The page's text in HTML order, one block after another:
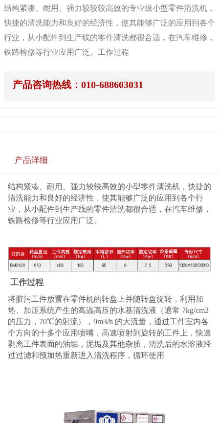
结构紧凑、耐用、强力较较较高效的专业级小型零件清洗机，
快捷的清洗能力和良好的经济性，使其能够广泛的应用到各个
行业，从小配件到生产线的零件清洗都很合适，在汽车维修，
铁路检修等行业应用广泛。工作过程
产品咨询热线：010-688603031
产品详细
结构紧凑、耐用、强力较较高效的小型零件清洗机，快捷的
清洗能力和良好的经济性，使其能够广泛的应用到各个行
业，从小配件到生产线的零件清洗都很合适，在汽车维修，
铁路检修等行业应用广泛。
工作过程
将脏污工件放置在零件机的转盘上并随转盘旋转，利用加
热、加压系统产生的高温高压的水基清洗液（通常 7kg/cm2
的压力，70℃的射流），9m3/h 的大流量，通过工件室内各
个方向的十多个应用喷嘴，高速喷射到旋转的工件上，快速
剥离工件表面的油垢，泥垢及其他杂质，清洗后的水溶液经
过过滤和预加热重新进入清洗程序，循环使用